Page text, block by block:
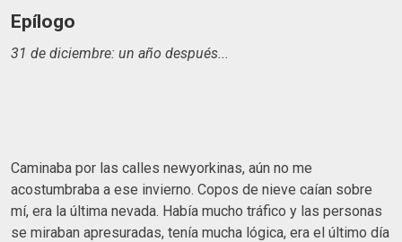
Epílogo
31 de diciembre: un año después...
Caminaba por las calles newyorkinas, aún no me
acostumbraba a ese invierno. Copos de nieve caían sobre
mí, era la última nevada. Había mucho tráfico y las personas
se miraban apresuradas, tenía mucha lógica, era el último día